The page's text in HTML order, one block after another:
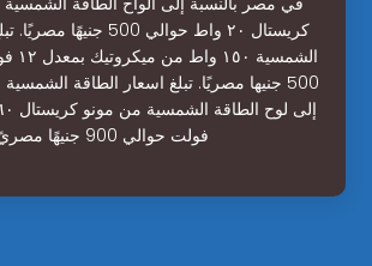
كريستال ٢٠ واط حوالي 500
500 جنيها مصريًا. تبلغ اسعار الطاقة
فولت حوالي 900 جنيهًا مصريً